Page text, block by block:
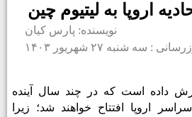
اروپا به لیتیوم چین
نویسنده: پارس کیان
: سه شنبه ۲۷ شهریور ۱۴۰۳
داده است که در چند سال آینده
اروپا افتتاح خواهند شد؛ زیرا